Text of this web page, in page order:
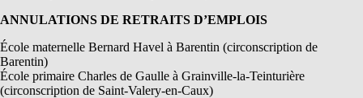
ANNULATIONS DE RETRAITS D’EMPLOIS
École maternelle Bernard Havel à Barentin (circonscription de
Barentin)
École primaire Charles de Gaulle à Grainville-la-Teinturière
(circonscription de Saint-Valery-en-Caux)